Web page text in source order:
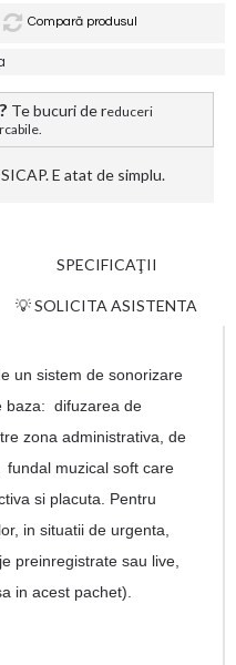
Compară produsul
Te bucuri de reduceri
E atat de simplu.
SPECIFICAŢII
💡 SOLICITA ASISTENTA
un sistem de sonorizare
baza: difuzarea de
zona administrativa, de
muzical soft care
si placuta. Pentru
in situatii de urgenta,
preinregistrate sau live,
in acest pachet).